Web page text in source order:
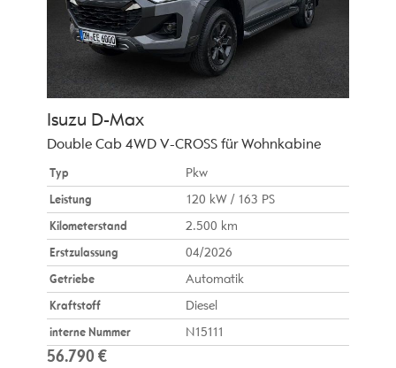
Isuzu D-Max
Double Cab 4WD V-CROSS für Wohnkabine
Typ
Pkw
Leistung
120 kW / 163 PS
Kilometerstand
2.500 km
Erstzulassung
04/2026
Getriebe
Automatik
Kraftstoff
Diesel
interne Nummer
N15111
56.790 €